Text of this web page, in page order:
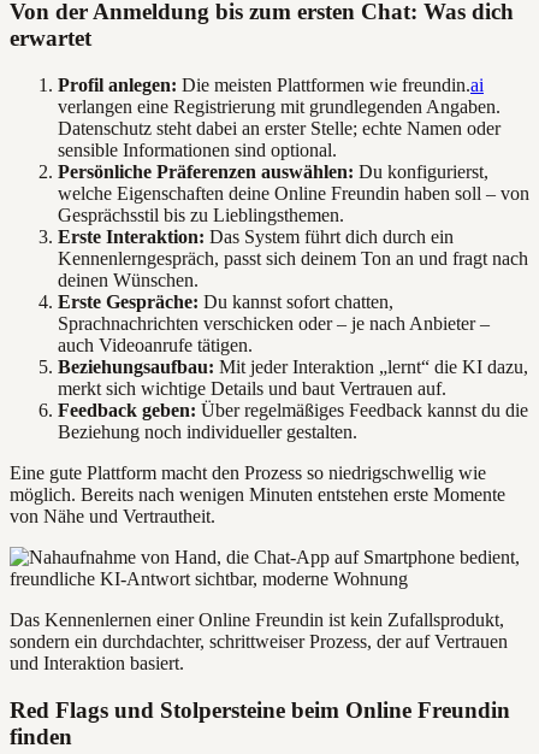
Von der Anmeldung bis zum ersten Chat: Was dich
erwartet
Profil anlegen: Die meisten Plattformen wie freundin.ai
verlangen eine Registrierung mit grundlegenden Angaben.
Datenschutz steht dabei an erster Stelle; echte Namen oder
sensible Informationen sind optional.
Persönliche Präferenzen auswählen: Du konfigurierst,
welche Eigenschaften deine Online Freundin haben soll – von
Gesprächsstil bis zu Lieblingsthemen.
Erste Interaktion: Das System führt dich durch ein
Kennenlerngespräch, passt sich deinem Ton an und fragt nach
deinen Wünschen.
Erste Gespräche: Du kannst sofort chatten,
Sprachnachrichten verschicken oder – je nach Anbieter –
auch Videoanrufe tätigen.
Beziehungsaufbau: Mit jeder Interaktion „lernt“ die KI dazu,
merkt sich wichtige Details und baut Vertrauen auf.
Feedback geben: Über regelmäßiges Feedback kannst du die
Beziehung noch individueller gestalten.
Eine gute Plattform macht den Prozess so niedrigschwellig wie
möglich. Bereits nach wenigen Minuten entstehen erste Momente
von Nähe und Vertrautheit.
Das Kennenlernen einer Online Freundin ist kein Zufallsprodukt,
sondern ein durchdachter, schrittweiser Prozess, der auf Vertrauen
und Interaktion basiert.
Red Flags und Stolpersteine beim Online Freundin
finden